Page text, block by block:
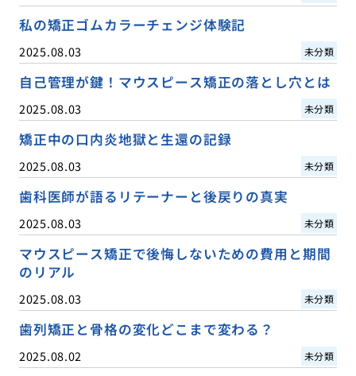
私の矯正ゴムカラーチェンジ体験記
2025.08.03 未分類
自己管理が鍵！マウスピース矯正の落とし穴とは
2025.08.03 未分類
矯正中の口内炎地獄と生還の記録
2025.08.03 未分類
歯科医師が語るリテーナーと後戻りの真実
2025.08.03 未分類
マウスピース矯正で後悔しないための費用と期間
のリアル
2025.08.03 未分類
歯列矯正と骨格の変化どこまで変わる？
2025.08.02 未分類